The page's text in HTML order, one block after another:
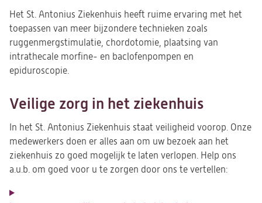
Het St. Antonius Ziekenhuis heeft ruime ervaring met het
toepassen van meer bijzondere technieken zoals
ruggenmergstimulatie, chordotomie, plaatsing van
intrathecale morfine- en baclofenpompen en
epiduroscopie.
Veilige zorg in het ziekenhuis
In het St. Antonius Ziekenhuis staat veiligheid voorop. Onze
medewerkers doen er alles aan om uw bezoek aan het
ziekenhuis zo goed mogelijk te laten verlopen. Help ons
a.u.b. om goed voor u te zorgen door ons te vertellen: